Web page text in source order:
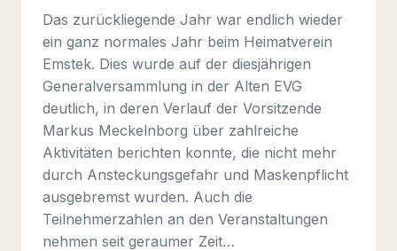
Das zurückliegende Jahr war endlich wieder
ein ganz normales Jahr beim Heimatverein
Emstek. Dies wurde auf der diesjährigen
Generalversammlung in der Alten EVG
deutlich, in deren Verlauf der Vorsitzende
Markus Meckelnborg über zahlreiche
Aktivitäten berichten konnte, die nicht mehr
durch Ansteckungsgefahr und Maskenpflicht
ausgebremst wurden. Auch die
Teilnehmerzahlen an den Veranstaltungen
nehmen seit geraumer Zeit…